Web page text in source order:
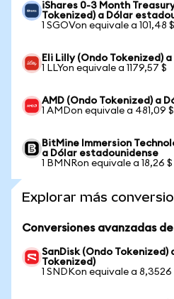
iShares 0-3 Month
Tokenized) a Dólar
1 SGOVon equivale a 101,48 $
Eli Lilly (Ondo Tokenized)
1 LLYon equivale a 1179,57 $
AMD (Ondo Tokenized) a
1 AMDon equivale a 481,09 $
BitMine Immersion
a Dólar estadounidense
1 BMNRon equivale a 18,26 $
Explorar más
Conversiones avanzadas
SanDisk (Ondo Tokenized)
Tokenized)
1 SNDKon equivale a 8,3526